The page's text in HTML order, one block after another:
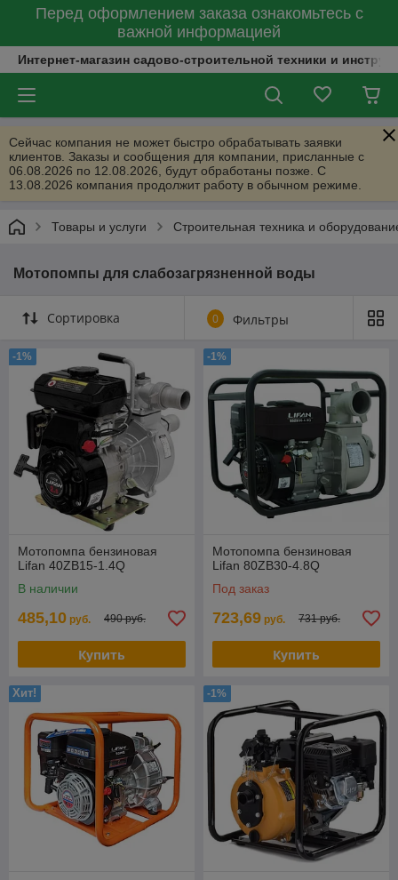
Перед оформлением заказа ознакомьтесь с
важной информацией
Интернет-магазин садово-строительной техники и
Сейчас компания не может быстро обрабатывать заявки
клиентов. Заказы и сообщения для компании, присланные с
06.08.2026 по 12.08.2026, будут обработаны позже. С
13.08.2026 компания продолжит работу в обычном режиме.
Товары и услуги Строительная техника и
Мотопомпы для слабозагрязненной воды
Сортировка 0 Фильтры
-1%
Мотопомпа бензиновая
Lifan 40ZB15-1.4Q
В наличии
485,10 руб. 490 руб.
Купить
-1%
Мотопомпа бензиновая
Lifan 80ZB30-4.8Q
Под заказ
723,69 руб. 731 руб.
Купить
Хит! -1%